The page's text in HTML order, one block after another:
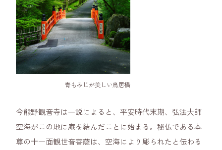
青もみじが美しい鳥居橋
今熊野観音寺は一説によると、平安時代末期、弘法大師
空海がこの地に庵を結んだことに始まる。秘仏である本
尊の十一面観世音菩薩は、空海により彫られたと伝わる